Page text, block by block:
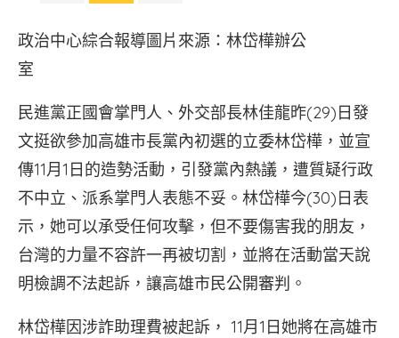
政治中心綜合報導圖片來源：林岱樺辦公
室
民進黨正國會掌門人、外交部長林佳龍昨(29)日發
文挺欲參加高雄市長黨內初選的立委林岱樺，並宣
傳11月1日的造勢活動，引發黨內熱議，遭質疑行政
不中立、派系掌門人表態不妥。林岱樺今(30)日表
示，她可以承受任何攻擊，但不要傷害我的朋友，
台灣的力量不容許一再被切割，並將在活動當天說
明檢調不法起訴，讓高雄市民公開審判。
林岱樺因涉詐助理費被起訴， 11月1日她將在高雄市